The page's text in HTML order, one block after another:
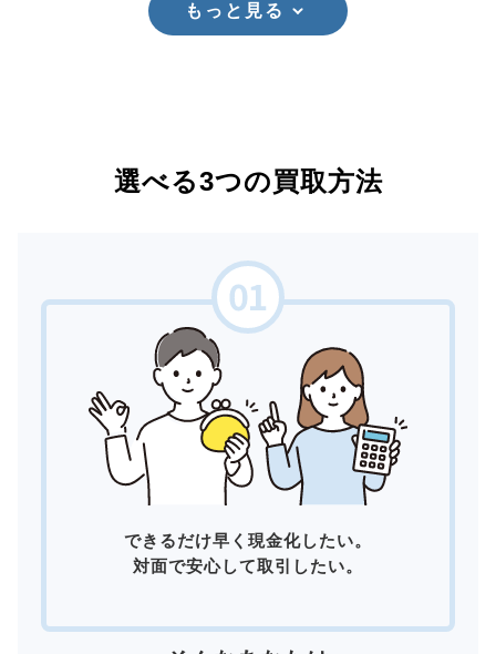
もっと見る
選べる3つの買取方法
できるだけ早く現金化したい。
対面で安心して取引したい。